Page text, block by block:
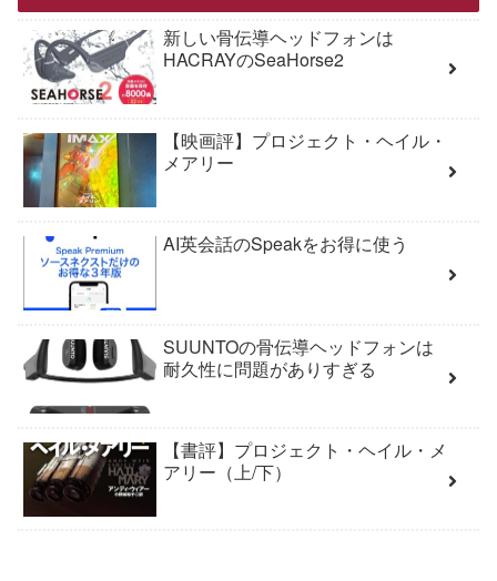
新しい骨伝導ヘッドフォンは
HACRAYのSeaHorse2
【映画評】プロジェクト・ヘイル・
メアリー
AI英会話のSpeakをお得に使う
SUUNTOの骨伝導ヘッドフォンは
耐久性に問題がありすぎる
【書評】プロジェクト・ヘイル・メ
アリー（上/下）